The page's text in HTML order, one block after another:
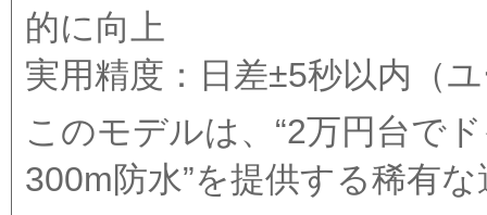
的に向上
実用精度：日差±5秒以内（
このモデルは、“2万円台で
300m防水”を提供する稀有